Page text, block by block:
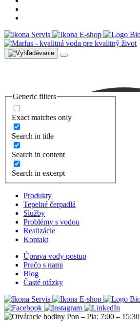
Servis E-shop
Generic filters
Exact matches only
Search in title
Search in content
Search in excerpt
Produkty
Tepelné čerpadlá
Služby
Problémy s vodou
Realizácie
Kontakt
Úprava vody postup
Prečo s nami
Blog
Časté otázky
Servis
E-shop
Pon – Pia: 7:00 – 15:30